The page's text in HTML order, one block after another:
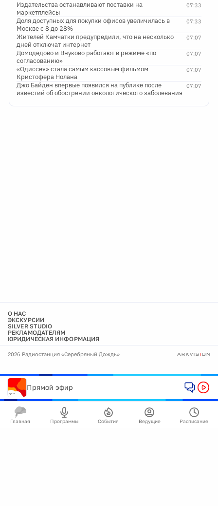
07:33
Издательства останавливают поставки на
маркетплейсы
07:33
Доля доступных для покупки офисов увеличилась в
Москве с 8 до 28%
07:07
Жителей Камчатки предупредили, что на несколько
дней отключат интернет
07:07
Домодедово и Внуково работают в режиме «по
согласованию»
07:07
«Одиссея» стала самым кассовым фильмом
Кристофера Нолана
07:07
Джо Байден впервые появился на публике после
известий об обострении онкологического заболевания
О НАС
ЭКСКУРСИИ
SILVER STUDIO
РЕКЛАМОДАТЕЛЯМ
ЮРИДИЧЕСКАЯ ИНФОРМАЦИЯ
2026 Радиостанция «Серебряный Дождь»
Прямой эфир
Главная Программы События Ведущие Расписание